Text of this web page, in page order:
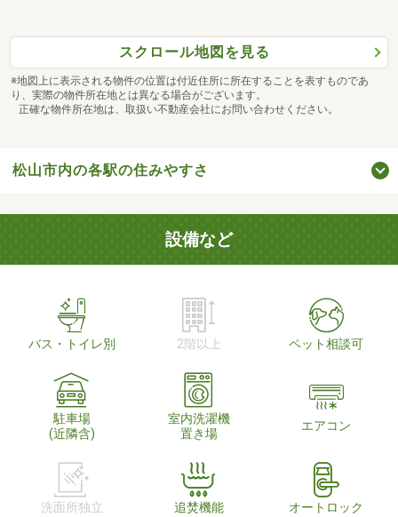
スクロール地図を見る
※地図上に表示される物件の位置は付近住所に所在することを表すものであ
り、実際の物件所在地とは異なる場合がございます。
正確な物件所在地は、取扱い不動産会社にお問い合わせください。
松山市内の各駅の住みやすさ
設備など
バス・トイレ別 2階以上 ペット相談可
駐車場
(近隣含)
室内洗濯機
置き場
エアコン
洗面所独立 追焚機能 オートロック